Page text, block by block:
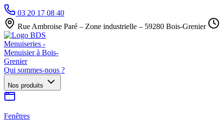
03 20 17 08 40
Rue Ambroise Paré – Zone industrielle – 59280 Bois-Grenier
Qui sommes-nous ?
Nos produits
Fenêtres